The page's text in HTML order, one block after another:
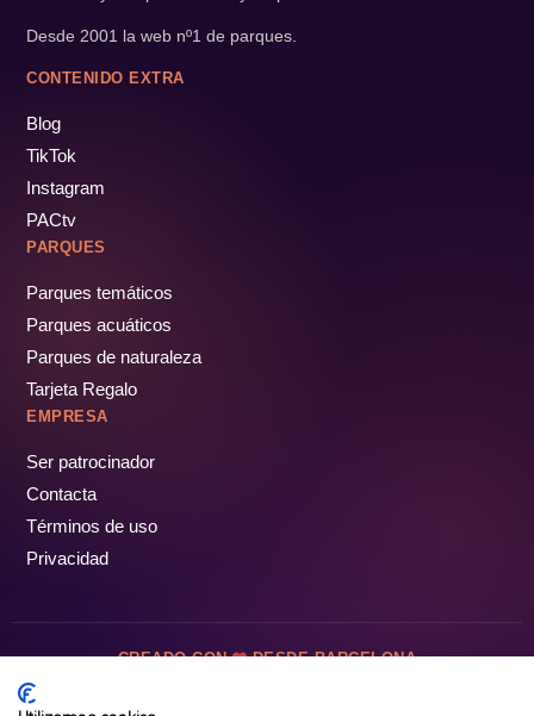
Desde 2001 la web nº1 de parques.
CONTENIDO EXTRA
Blog
TikTok
Instagram
PACtv
PARQUES
Parques temáticos
Parques acuáticos
Parques de naturaleza
Tarjeta Regalo
EMPRESA
Ser patrocinador
Contacta
Términos de uso
Privacidad
CREADO CON DESDE BARCELONA